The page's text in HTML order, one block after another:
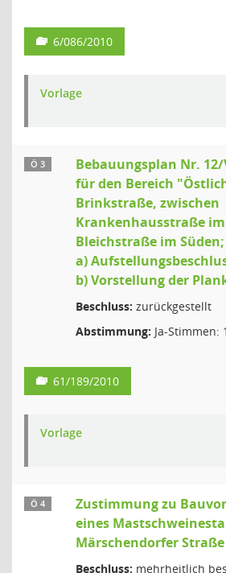
6/086/2010
Vorlage
Ö 3
Bebauungsplan Nr.
für den Bereich
Brinkstraße, zwischen
Krankenhausstraße
Bleichstraße im Süden;
a)
b) Vorstellung der
Beschluss: zurückgestellt
Abstimmung: Ja-Stimmen:
61/189/2010
Vorlage
Ö 4
Zustimmung zu
eines
Märschendorfer
Beschluss: mehrheitlich